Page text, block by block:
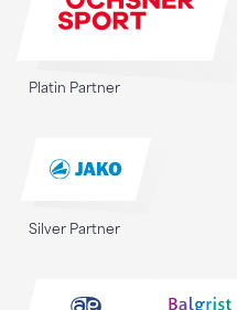
Platin Partner
Silver Partner